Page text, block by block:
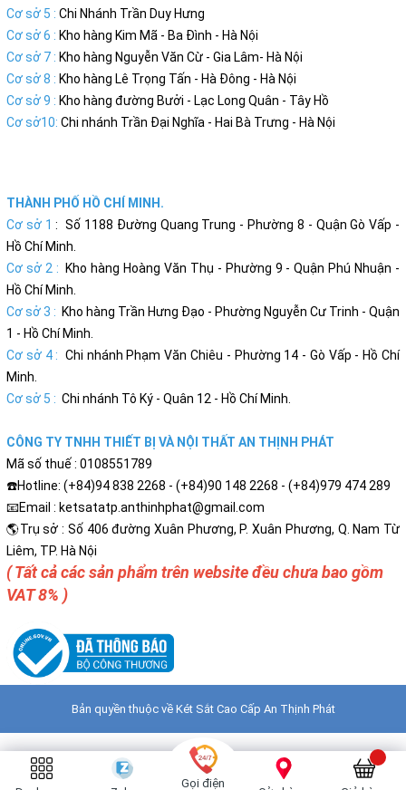
Cơ sở 5 : Chi Nhánh Trần Duy Hưng
Cơ sở 6 : Kho hàng Kim Mã - Ba Đình - Hà Nội
Cơ sở 7 : Kho hàng Nguyễn Văn Cừ - Gia Lâm- Hà Nội
Cơ sở 8 : Kho hàng Lê Trọng Tấn - Hà Đông - Hà Nội
Cơ sở 9 : Kho hàng đường Bưởi - Lạc Long Quân - Tây Hồ
Cơ sở10: Chi nhánh Trần Đại Nghĩa - Hai Bà Trưng - Hà Nội
THÀNH PHỐ HỒ CHÍ MINH.
Cơ sở 1: Số 1188 Đường Quang Trung - Phường 8 - Quận Gò Vấp -
Hồ Chí Minh.
Cơ sở 2 : Kho hàng Hoàng Văn Thụ - Phường 9 - Quận Phú Nhuận -
Hồ Chí Minh.
Cơ sở 3 : Kho hàng Trần Hưng Đạo - Phường Nguyễn Cư Trinh - Quận
1 - Hồ Chí Minh.
Cơ sở 4 : Chi nhánh Phạm Văn Chiêu - Phường 14 - Gò Vấp - Hồ Chí
Minh.
Cơ sở 5 : Chi nhánh Tô Ký - Quân 12 - Hồ Chí Minh.
CÔNG TY TNHH THIẾT BỊ VÀ NỘI THẤT AN THỊNH PHÁT
Mã số thuế : 0108551789
☎️Hotline: (+84)94 838 2268 - (+84)90 148 2268 - (+84)979 474 289
📧Email : ketsatatp.anthinhphat@gmail.com
🌎Trụ sở : Số 406 đường Xuân Phương, P. Xuân Phương, Q. Nam Từ
Liêm, TP. Hà Nội
( Tất cả các sản phẩm trên website đều chưa bao gồm
VAT 8% )
Bản quyền thuộc về Két Sắt Cao Cấp An Thịnh Phát
Gọi điện